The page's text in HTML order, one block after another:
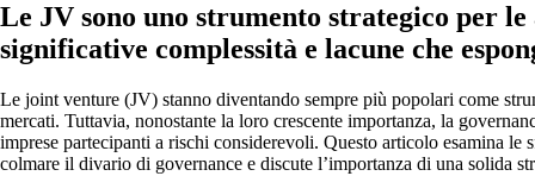
Le JV sono uno strumento strategico per
significative complessità e lacune che
Le joint venture (JV) stanno diventando sempre più popolari come
mercati. Tuttavia, nonostante la loro crescente importanza, la
imprese partecipanti a rischi considerevoli. Questo articolo esamina
colmare il divario di governance e discute l’importanza di una solida